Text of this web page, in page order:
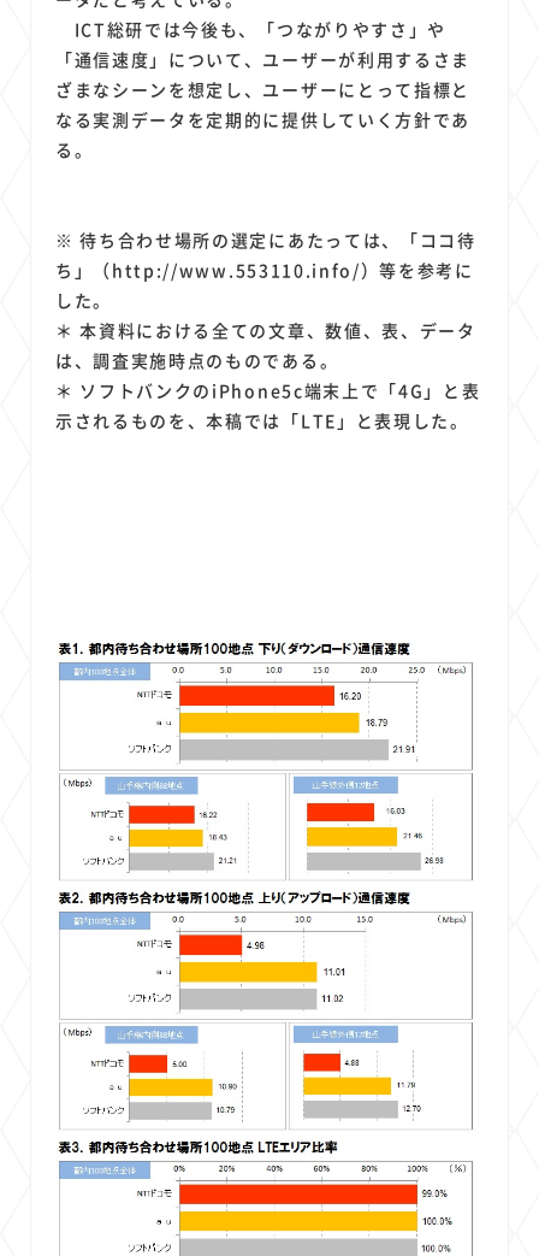
ICT総研では今後も、「つながりやすさ」や
「通信速度」について、ユーザーが利用するさま
ざまなシーンを想定し、ユーザーにとって指標と
なる実測データを定期的に提供していく方針であ
る。
※ 待ち合わせ場所の選定にあたっては、「ココ待
ち」（http://www.553110.info/）等を参考に
した。
＊ 本資料における全ての文章、数値、表、データ
は、調査実施時点のものである。
＊ ソフトバンクのiPhone5c端末上で「4G」と表
示されるものを、本稿では「LTE」と表現した。